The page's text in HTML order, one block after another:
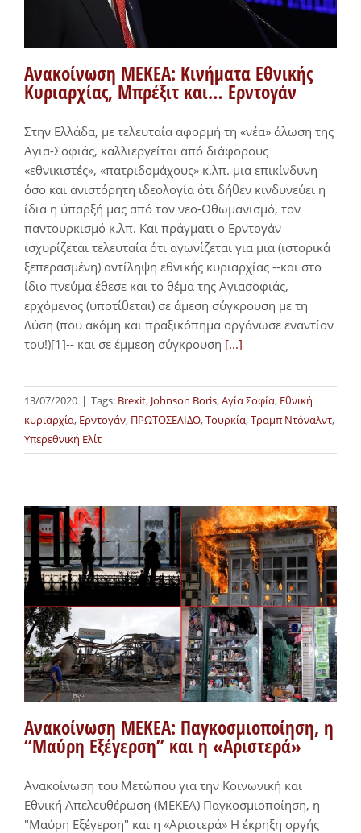
Ανακοίνωση ΜΕΚΕΑ: Κινήματα Εθνικής
Κυριαρχίας, Μπρέξιτ και… Ερντογάν
Στην Ελλάδα, με τελευταία αφορμή τη «νέα» άλωση της
Αγια-Σοφιάς, καλλιεργείται από διάφορους
«εθνικιστές», «πατριδομάχους» κ.λπ. μια επικίνδυνη
όσο και ανιστόρητη ιδεολογία ότι δήθεν κινδυνεύει η
ίδια η ύπαρξή μας από τον νεο-Οθωμανισμό, τον
παντουρκισμό κ.λπ. Και πράγματι ο Ερντογάν
ισχυρίζεται τελευταία ότι αγωνίζεται για μια (ιστορικά
ξεπερασμένη) αντίληψη εθνικής κυριαρχίας --και στο
ίδιο πνεύμα έθεσε και το θέμα της Αγιασοφιάς,
ερχόμενος (υποτίθεται) σε άμεση σύγκρουση με τη
Δύση (που ακόμη και πραξικόπημα οργάνωσε εναντίον
του!)[1]-- και σε έμμεση σύγκρουση [...]
13/07/2020 | Tags: Brexit, Johnson Boris,Αγία Σοφία, Εθνική
κυριαρχία, Ερντογάν, ΠΡΩΤΟΣΕΛΙΔΟ,Τουρκία,Τραμπ Ντόναλντ,
Υπερεθνική Ελίτ
Ανακοίνωση ΜΕΚΕΑ: Παγκοσμιοποίηση, η
“Μαύρη Εξέγερση” και η «Αριστερά»
Ανακοίνωση του Μετώπου για την Κοινωνική και
Εθνική Απελευθέρωση (ΜΕΚΕΑ) Παγκοσμιοποίηση, η
"Μαύρη Εξέγερση" και η «Αριστερά» Η έκρηξη οργής